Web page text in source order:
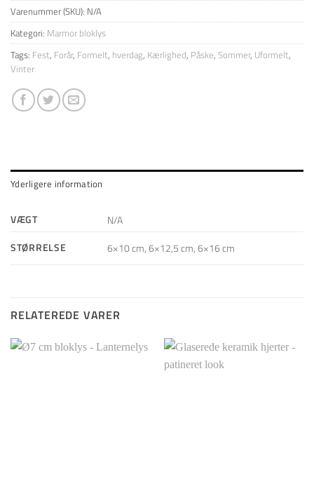
Varenummer (SKU): N/A
Kategori: Marmor bloklys
Tags: Fest, Forår, Formelt, hverdag, Kærlighed, Påske, Sommer, Uformelt,
Vinter
Yderligere information
VÆGT
N/A
STØRRELSE
6×10 cm, 6×12,5 cm, 6×16 cm
RELATEREDE VARER